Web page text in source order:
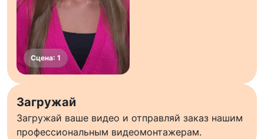
Загружай
Загружай ваше видео и отправляй заказ нашим
профессиональным видеомонтажерам.